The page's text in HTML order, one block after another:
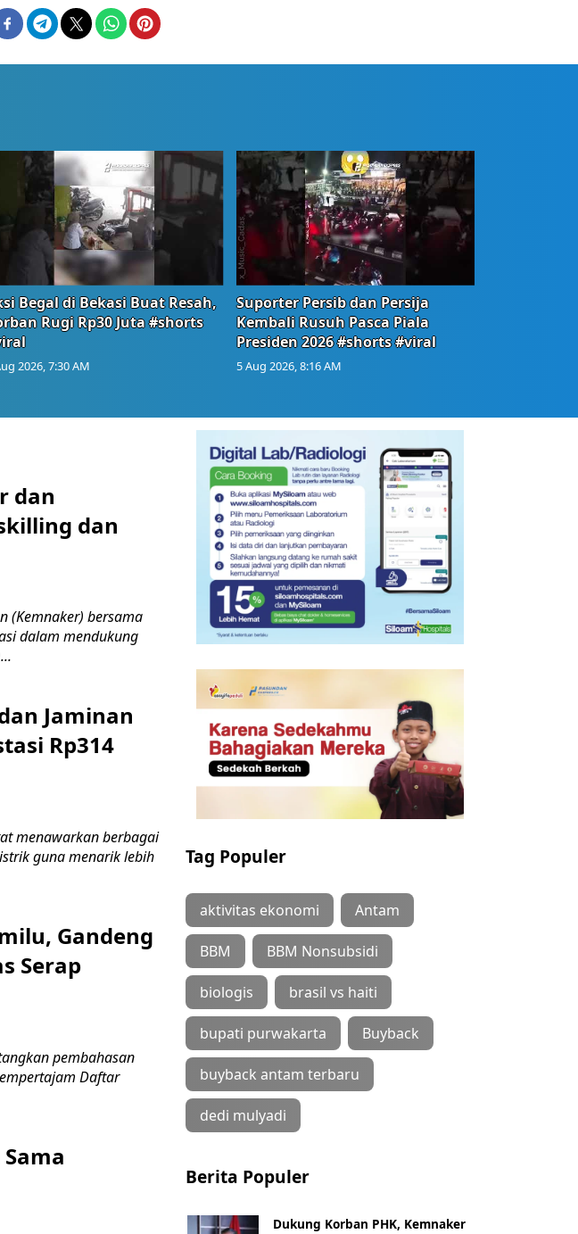
Begal di Bekasi Buat Resah,
Rugi Rp30 Juta #shorts
2026, 7:30 AM
Suporter Persib dan Persija
Kembali Rusuh Pasca Piala
Presiden 2026 #shorts #viral
5 Aug 2026, 8:16 AM
dan
dan
(Kemnaker) bersama
dalam mendukung
Jaminan
Rp314
menawarkan berbagai
guna menarik lebih
Gandeng
Serap
pembahasan
Daftar
Tag Populer
aktivitas ekonomi Antam
BBM BBM Nonsubsidi
biologis brasil vs haiti
bupati purwakarta Buyback
buyback antam terbaru
dedi mulyadi
Berita Populer
Dukung Korban PHK, Kemnaker